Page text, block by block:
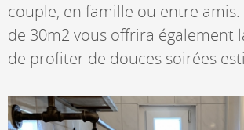
couple, en famille ou entre amis.
de 30m2 vous offrira également
de profiter de douces soirées